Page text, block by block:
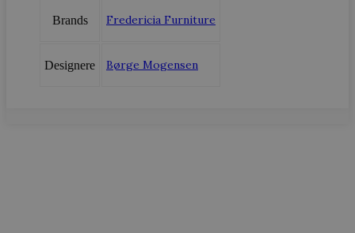
Brands Fredericia Furniture
Designere Børge Mogensen